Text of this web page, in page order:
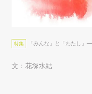
特集 「みんな」と「わたし
文：花塚水結